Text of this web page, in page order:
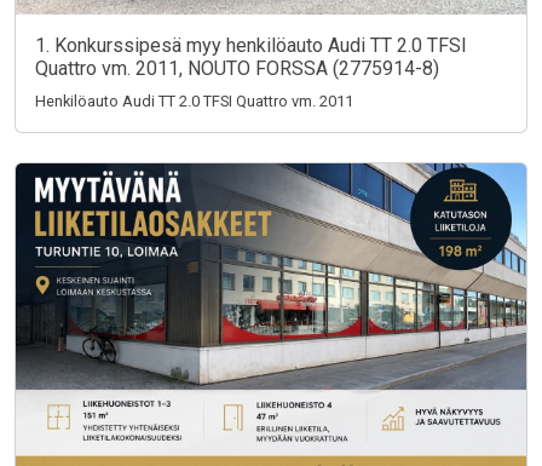
1. Konkurssipesä myy henkilöauto Audi TT 2.0 TFSI
Quattro vm. 2011, NOUTO FORSSA (2775914-8)
Henkilöauto Audi TT 2.0 TFSI Quattro vm. 2011